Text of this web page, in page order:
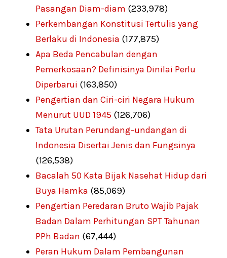
Pasangan Diam-diam (233,978)
Perkembangan Konstitusi Tertulis yang
Berlaku di Indonesia (177,875)
Apa Beda Pencabulan dengan
Pemerkosaan? Definisinya Dinilai Perlu
Diperbarui (163,850)
Pengertian dan Ciri-ciri Negara Hukum
Menurut UUD 1945 (126,706)
Tata Urutan Perundang-undangan di
Indonesia Disertai Jenis dan Fungsinya
(126,538)
Bacalah 50 Kata Bijak Nasehat Hidup dari
Buya Hamka (85,069)
Pengertian Peredaran Bruto Wajib Pajak
Badan Dalam Perhitungan SPT Tahunan
PPh Badan (67,444)
Peran Hukum Dalam Pembangunan